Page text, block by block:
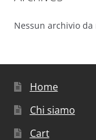
Nessun archivio da
Home
Chi siamo
Cart